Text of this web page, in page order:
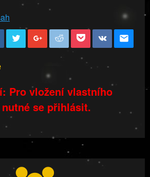
Pro vložení vlastního
se přihlásit.